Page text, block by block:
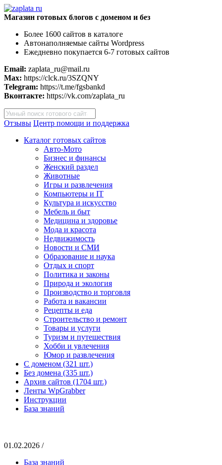
Магазин готовых блогов с доменом и без
Более 1600 сайтов в каталоге
Автонаполняемые сайты Wordpress
Ежедневно покупается 6-7 готовых сайтов
Email: zaplata_ru@mail.ru
Max: https://clck.ru/3SZQNY
Telegram: https://t.me/fgsbankd
Вконтакте: https://vk.com/zaplata_ru
Поиск
товаров
Отзывы Центр помощи и поддержка
Каталог готовых сайтов
Авто-Мото
Бизнес и финансы
Женский раздел
Животные
Игры и развлечения
Компьютеры и IT
Культура и искусство
Мебель и быт
Медицина и здоровье
Мода и красота
Недвижимость
Новости и СМИ
Образование и наука
Отдых и спорт
Политика и законы
Природа и экология
Производство и торговля
Работа и вакансии
Рецепты и еда
Строительство и ремонт
Товары и услуги
Туризм и путешествия
Хобби и увлечения
Юмор и развлечения
С доменом (321 шт.)
Без домена (335 шт.)
Архив сайтов (1704 шт.)
Ленты WpGrabber
Инструкции
База знаний
01.02.2026 /
База знаний